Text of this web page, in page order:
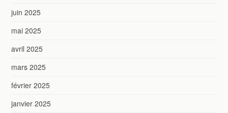
juin 2025
mai 2025
avril 2025
mars 2025
février 2025
janvier 2025